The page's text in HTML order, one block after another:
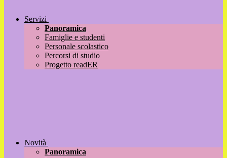
Servizi
Panoramica
Famiglie e studenti
Personale scolastico
Percorsi di studio
Progetto readER
Novità
Panoramica